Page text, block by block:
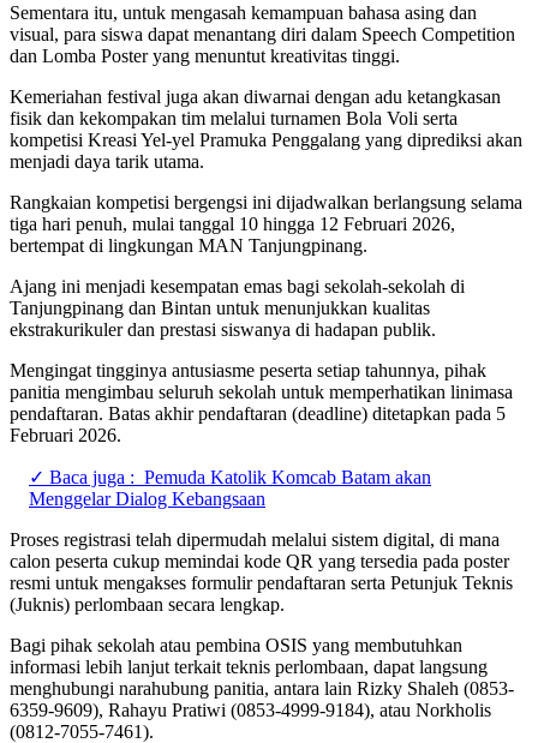
Sementara itu, untuk mengasah kemampuan bahasa asing dan
visual, para siswa dapat menantang diri dalam Speech Competition
dan Lomba Poster yang menuntut kreativitas tinggi.
Kemeriahan festival juga akan diwarnai dengan adu ketangkasan
fisik dan kekompakan tim melalui turnamen Bola Voli serta
kompetisi Kreasi Yel-yel Pramuka Penggalang yang diprediksi akan
menjadi daya tarik utama.
Rangkaian kompetisi bergengsi ini dijadwalkan berlangsung selama
tiga hari penuh, mulai tanggal 10 hingga 12 Februari 2026,
bertempat di lingkungan MAN Tanjungpinang.
Ajang ini menjadi kesempatan emas bagi sekolah-sekolah di
Tanjungpinang dan Bintan untuk menunjukkan kualitas
ekstrakurikuler dan prestasi siswanya di hadapan publik.
Mengingat tingginya antusiasme peserta setiap tahunnya, pihak
panitia mengimbau seluruh sekolah untuk memperhatikan linimasa
pendaftaran. Batas akhir pendaftaran (deadline) ditetapkan pada 5
Februari 2026.
✓ Baca juga : Pemuda Katolik Komcab Batam akan
Menggelar Dialog Kebangsaan
Proses registrasi telah dipermudah melalui sistem digital, di mana
calon peserta cukup memindai kode QR yang tersedia pada poster
resmi untuk mengakses formulir pendaftaran serta Petunjuk Teknis
(Juknis) perlombaan secara lengkap.
Bagi pihak sekolah atau pembina OSIS yang membutuhkan
informasi lebih lanjut terkait teknis perlombaan, dapat langsung
menghubungi narahubung panitia, antara lain Rizky Shaleh (0853-
6359-9609), Rahayu Pratiwi (0853-4999-9184), atau Norkholis
(0812-7055-7461).